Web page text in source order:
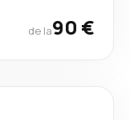
de la90 €